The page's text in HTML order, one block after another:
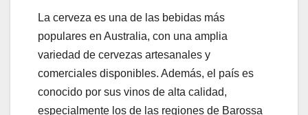
La cerveza es una de las bebidas más
populares en Australia, con una amplia
variedad de cervezas artesanales y
comerciales disponibles. Además, el país es
conocido por sus vinos de alta calidad,
especialmente los de las regiones de Barossa